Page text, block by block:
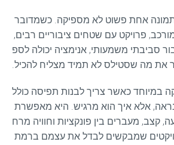
סביבתי משמעותי, אנימציה יכולה לספ
ר את מה שסטילס לא תמיד מצליח להכיל.
במיוחד כאשר צריך לבנות תפיסה כולל
קצב, מעברים בין פונקציות וחוויה מרח